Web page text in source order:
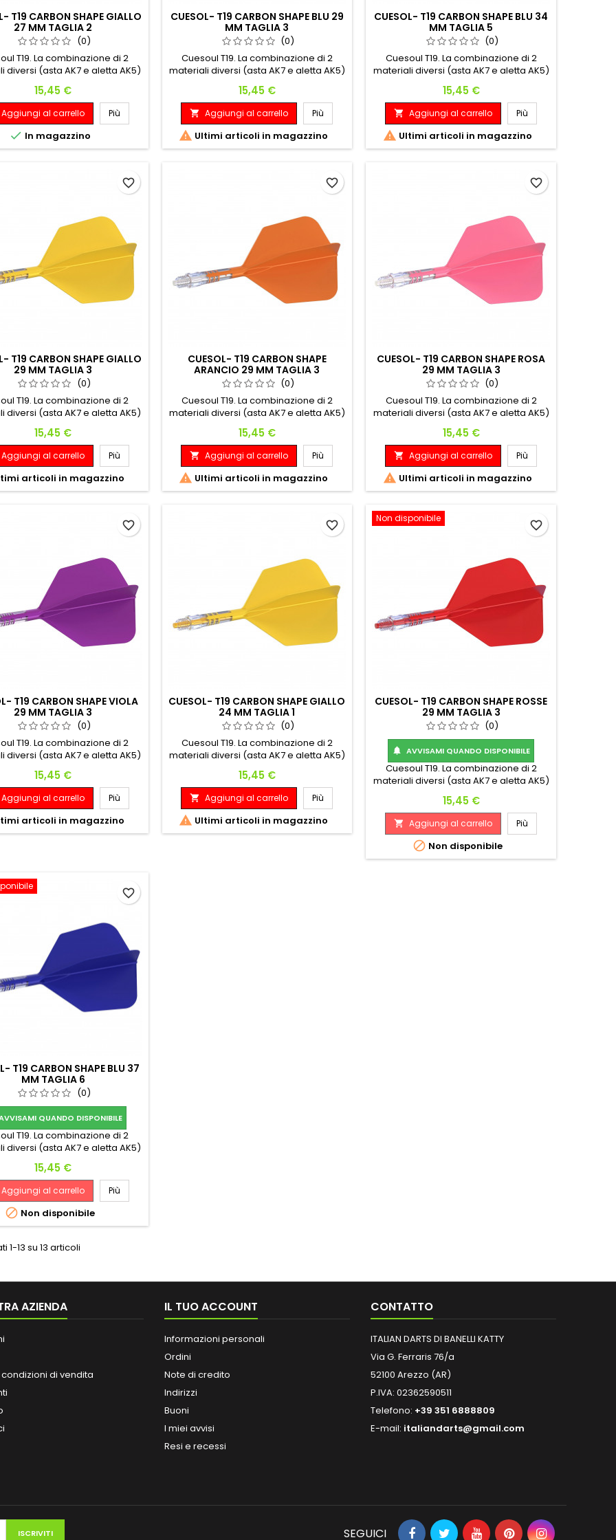
T19 CARBON SHAPE GIALLO
27 MM TAGLIA 2
(0)
T19. La combinazione di 2
diversi (asta AK7 e aletta AK5)
che l'asta e la filettatura siano
resistenti per adattarsi alla
l'aletta rimane flessibile, Con
di una barretta di carbonio
assicura ancora maggior
resistenza e peso.
Prezzo
15,45 €
Aggiungi al carrello Più
 In magazzino
CUESOL- T19 CARBON SHAPE BLU 29
MM TAGLIA 3
(0)
Cuesoul T19. La combinazione di 2
materiali diversi (asta AK7 e aletta AK5)
assicura che l'asta e la filettatura siano
più resistenti per adattarsi alla
freccetta, l'aletta rimane flessibile, Con
l'aggiunta di una barretta di carbonio
integrata assicura ancora maggior
resistenza e peso.
Prezzo
15,45 €
 Aggiungi al carrello Più
 Ultimi articoli in magazzino
CUESOL- T19 CARBON SHAPE BLU 34
MM TAGLIA 5
(0)
Cuesoul T19. La combinazione di 2
materiali diversi (asta AK7 e aletta AK5)
assicura che l'asta e la filettatura siano
più resistenti per adattarsi alla
freccetta, l'aletta rimane flessibile, Con
l'aggiunta di una barretta di carbonio
integrata assicura ancora maggior
resistenza e peso.
Prezzo
15,45 €
 Aggiungi al carrello Più
 Ultimi articoli in magazzino
T19 CARBON SHAPE GIALLO
29 MM TAGLIA 3
(0)
T19. La combinazione di 2
diversi (asta AK7 e aletta AK5)
che l'asta e la filettatura siano
resistenti per adattarsi alla
l'aletta rimane flessibile, Con
di una barretta di carbonio
assicura ancora maggior
resistenza e peso.
Prezzo
15,45 €
Aggiungi al carrello Più
articoli in magazzino
favorite_border
CUESOL- T19 CARBON SHAPE
ARANCIO 29 MM TAGLIA 3
(0)
Cuesoul T19. La combinazione di 2
materiali diversi (asta AK7 e aletta AK5)
assicura che l'asta e la filettatura siano
più resistenti per adattarsi alla
freccetta, l'aletta rimane flessibile, Con
l'aggiunta di una barretta di carbonio
integrata assicura ancora maggior
resistenza e peso.
Prezzo
15,45 €
 Aggiungi al carrello Più
 Ultimi articoli in magazzino
favorite_border
CUESOL- T19 CARBON SHAPE ROSA
29 MM TAGLIA 3
(0)
Cuesoul T19. La combinazione di 2
materiali diversi (asta AK7 e aletta AK5)
assicura che l'asta e la filettatura siano
più resistenti per adattarsi alla
freccetta, l'aletta rimane flessibile, Con
l'aggiunta di una barretta di carbonio
integrata assicura ancora maggior
resistenza e peso.
Prezzo
15,45 €
 Aggiungi al carrello Più
 Ultimi articoli in magazzino
favorite_border
T19 CARBON SHAPE VIOLA
29 MM TAGLIA 3
(0)
T19. La combinazione di 2
diversi (asta AK7 e aletta AK5)
resistenti per adattarsi alla
l'aletta rimane flessibile, Con
di una barretta di carbonio
assicura ancora maggior
resistenza e peso.
Prezzo
15,45 €
Aggiungi al carrello Più
articoli in magazzino
favorite_border
CUESOL- T19 CARBON SHAPE GIALLO
24 MM TAGLIA 1
(0)
Cuesoul T19. La combinazione di 2
materiali diversi (asta AK7 e aletta AK5)
più resistenti per adattarsi alla
freccetta, l'aletta rimane flessibile, Con
l'aggiunta di una barretta di carbonio
integrata assicura ancora maggior
resistenza e peso.
Prezzo
15,45 €
 Aggiungi al carrello Più
 Ultimi articoli in magazzino
favorite_border
Non disponibile
CUESOL- T19 CARBON SHAPE ROSSE
29 MM TAGLIA 3
(0)
 AVVISAMI QUANDO DISPONIBILE
Cuesoul T19. La combinazione di 2
materiali diversi (asta AK7 e aletta AK5)
più resistenti per adattarsi alla
freccetta, l'aletta rimane flessibile, Con
l'aggiunta di una barretta di carbonio
integrata assicura ancora maggior
resistenza e peso.
Prezzo
15,45 €
 Aggiungi al carrello Più
 Non disponibile
favorite_border
T19 CARBON SHAPE BLU 37
MM TAGLIA 6
(0)
QUANDO DISPONIBILE
T19. La combinazione di 2
diversi (asta AK7 e aletta AK5)
che l'asta e la filettatura siano
resistenti per adattarsi alla
l'aletta rimane flessibile, Con
di una barretta di carbonio
assicura ancora maggior
resistenza e peso.
Prezzo
15,45 €
Aggiungi al carrello Più
 Non disponibile
favorite_border
1-13 su 13 articoli
AZIENDA
di vendita
IL TUO ACCOUNT
Informazioni personali
Ordini
Note di credito
Indirizzi
Buoni
I miei avvisi
Resi e recessi
CONTATTO
ITALIAN DARTS DI BANELLI KATTY
Via G. Ferraris 76/a
52100 Arezzo (AR)
P.IVA: 02362590511
Telefono: +39 351 6888809
E-mail: italiandarts@gmail.com
SEGUICI